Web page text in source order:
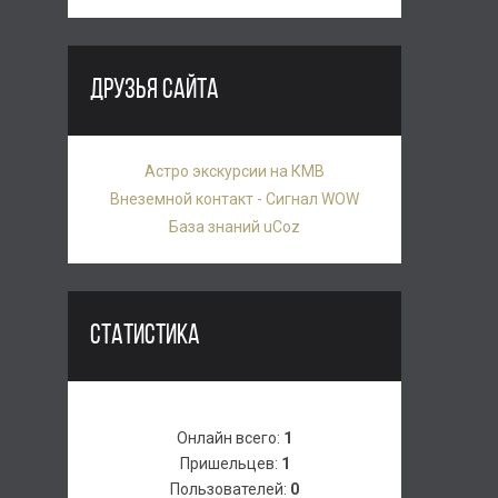
ДРУЗЬЯ САЙТА
Астро экскурсии на КМВ
Внеземной контакт - Сигнал WOW
База знаний uCoz
СТАТИСТИКА
Онлайн всего: 1
Пришельцев: 1
Пользователей: 0